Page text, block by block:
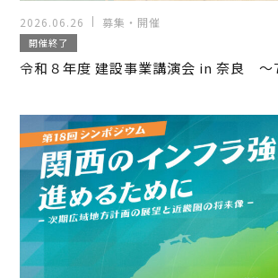
2026.06.26 募集・開催
開催終了
令和８年度 建設事業講演会 in 奈良 ～